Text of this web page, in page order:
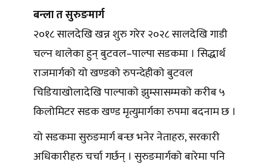
बन्ला त सुरुङमार्ग
२०१८ सालदेखि खन्न शुरु गरेर २०२८ सालदेखि गाडी
चल्न थालेका हुन् बुटवल–पाल्पा सडकमा । सिद्धार्थ
राजमार्गको यो खण्डको रुपन्देहीको बुटवल
चिडियाखोलादेखि पाल्पाको झुम्सासम्मको करीब ५
किलोमिटर सडक खण्ड मृत्युमार्गका रुपमा बदनाम छ ।
यो सडकमा सुरुङमार्ग बन्छ भनेर नेताहरु, सरकारी
अधिकारीहरु चर्चा गर्छन् । सुरुङमार्गको बारेमा पनि